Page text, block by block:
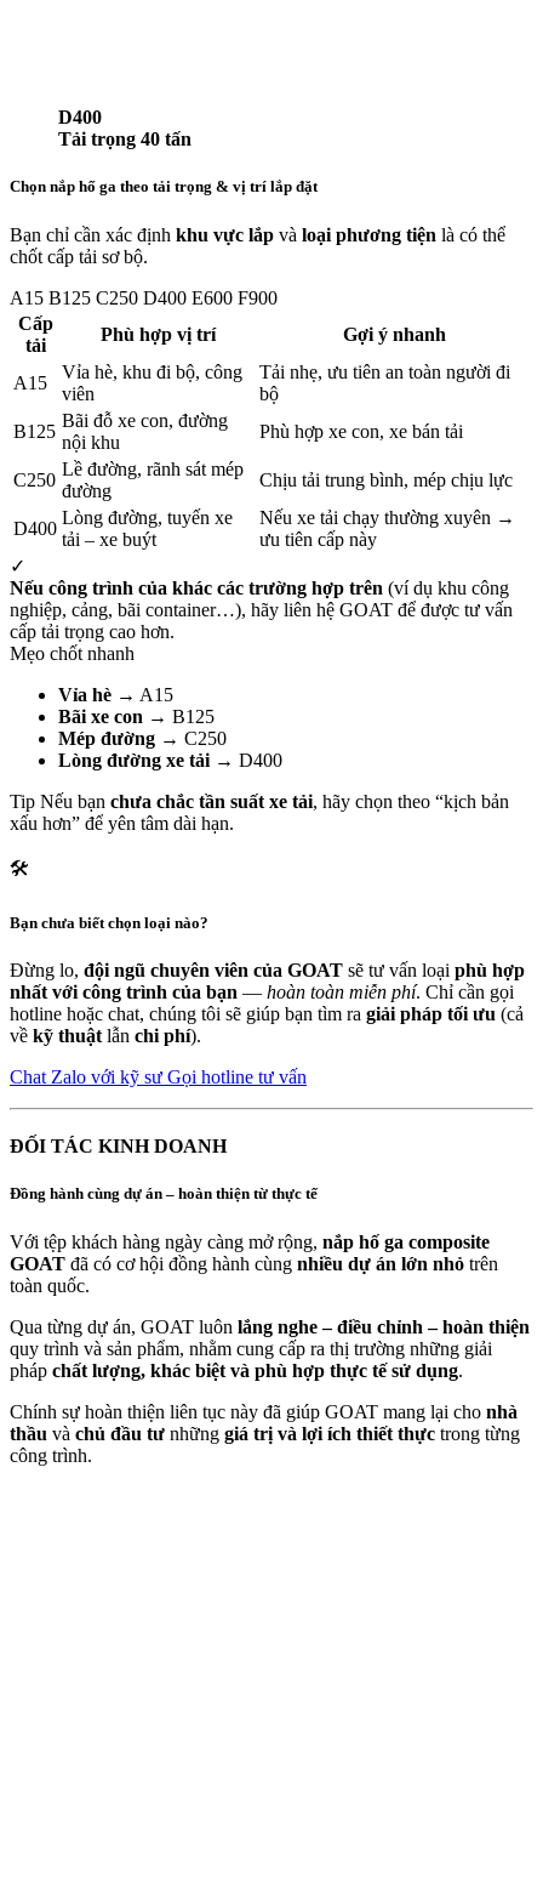
D400
Tải trọng 40 tấn
Chọn nắp hố ga theo tải trọng & vị trí lắp đặt
Bạn chỉ cần xác định khu vực lắp và loại phương tiện là có thể
chốt cấp tải sơ bộ.
A15 B125 C250 D400 E600 F900
Cấp
tải
Phù hợp vị trí Gợi ý nhanh
A15
Vỉa hè, khu đi bộ, công
viên
Tải nhẹ, ưu tiên an toàn người đi
bộ
B125
Bãi đỗ xe con, đường
nội khu
Phù hợp xe con, xe bán tải
C250
Lề đường, rãnh sát mép
đường
Chịu tải trung bình, mép chịu lực
D400
Lòng đường, tuyến xe
tải – xe buýt
Nếu xe tải chạy thường xuyên →
ưu tiên cấp này
✓
Nếu công trình của khác các trường hợp trên (ví dụ khu công
nghiệp, cảng, bãi container…), hãy liên hệ GOAT để được tư vấn
cấp tải trọng cao hơn.
Mẹo chốt nhanh
Vỉa hè → A15
Bãi xe con → B125
Mép đường → C250
Lòng đường xe tải → D400
Tip Nếu bạn chưa chắc tần suất xe tải, hãy chọn theo “kịch bản
xấu hơn” để yên tâm dài hạn.
🛠️
Bạn chưa biết chọn loại nào?
Đừng lo, đội ngũ chuyên viên của GOAT sẽ tư vấn loại phù hợp
nhất với công trình của bạn — hoàn toàn miễn phí. Chỉ cần gọi
hotline hoặc chat, chúng tôi sẽ giúp bạn tìm ra giải pháp tối ưu (cả
về kỹ thuật lẫn chi phí).
Chat Zalo với kỹ sư Gọi hotline tư vấn
ĐỐI TÁC KINH DOANH
Đồng hành cùng dự án – hoàn thiện từ thực tế
Với tệp khách hàng ngày càng mở rộng, nắp hố ga composite
GOAT đã có cơ hội đồng hành cùng nhiều dự án lớn nhỏ trên
toàn quốc.
Qua từng dự án, GOAT luôn lắng nghe – điều chỉnh – hoàn thiện
quy trình và sản phẩm, nhằm cung cấp ra thị trường những giải
pháp chất lượng, khác biệt và phù hợp thực tế sử dụng.
Chính sự hoàn thiện liên tục này đã giúp GOAT mang lại cho nhà
thầu và chủ đầu tư những giá trị và lợi ích thiết thực trong từng
công trình.